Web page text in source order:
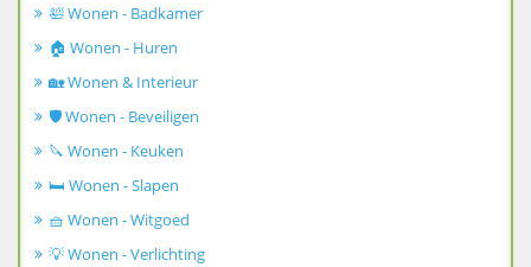
🛀 Wonen - Badkamer
🏠 Wonen - Huren
🏡 Wonen & Interieur
🛡️ Wonen - Beveiligen
🔪 Wonen - Keuken
🛏️ Wonen - Slapen
🧺 Wonen - Witgoed
💡 Wonen - Verlichting